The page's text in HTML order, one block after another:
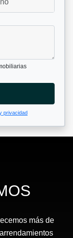
privacidad
más de